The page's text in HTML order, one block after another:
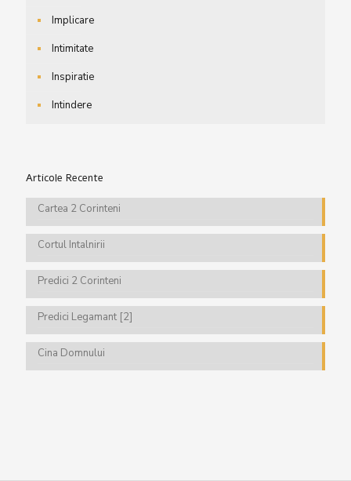
Implicare
Intimitate
Inspiratie
Intindere
Articole Recente
Cartea 2 Corinteni
Cortul Intalnirii
Predici 2 Corinteni
Predici Legamant [2]
Cina Domnului